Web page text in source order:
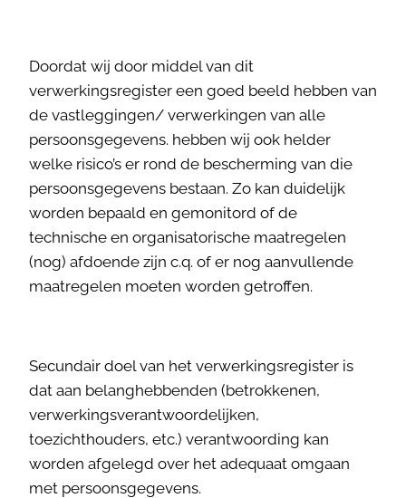
Doordat wij door middel van dit
verwerkingsregister een goed beeld hebben van
de vastleggingen/ verwerkingen van alle
persoonsgegevens. hebben wij ook helder
welke risico’s er rond de bescherming van die
persoonsgegevens bestaan. Zo kan duidelijk
worden bepaald en gemonitord of de
technische en organisatorische maatregelen
(nog) afdoende zijn c.q. of er nog aanvullende
maatregelen moeten worden getroffen.
Secundair doel van het verwerkingsregister is
dat aan belanghebbenden (betrokkenen,
verwerkingsverantwoordelijken,
toezichthouders, etc.) verantwoording kan
worden afgelegd over het adequaat omgaan
met persoonsgegevens.